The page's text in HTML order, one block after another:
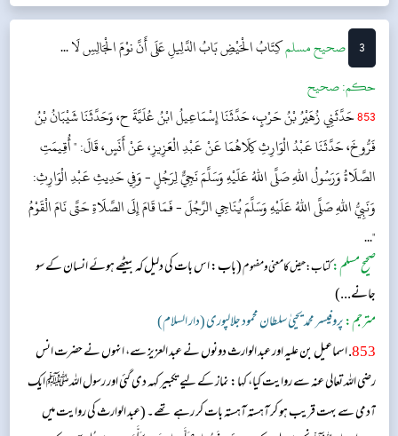
3 ‌صحيح مسلمكِتَابُ الْحَيْضِبَابُ الدَّلِيلِ عَلَى أَنَّ نوْمَ الْجَالِسِ لَا ...
حکم:صحیح
853حَدَّثَنِي زُهَيْرُ بْنُ حَرْبٍ، حَدَّثَنَا إِسْمَاعِيلُ ابْنُ عُلَيَّةَ ح، وَحَدَّثَنَا شَيْبَانُ بْنُ
فَرُّوخَ، حَدَّثَنَا عَبْدُ الْوَارِثِ كِلَاهُمَا عَنْ عَبْدِ الْعَزِيزِ، عَنْ أَنَسٍ، قَالَ: " أُقِيمَتِ
الصَّلَاةُ وَرَسُولُ اللهِ صَلَّى اللهُ عَلَيْهِ وَسَلَّمَ نَجِيٌّ لِرَجُلٍ - وَفِي حَدِيثِ عَبْدِ الْوَارِثِ:
وَنَبِيُّ اللهِ صَلَّى اللهُ عَلَيْهِ وَسَلَّمَ يُنَاجِي الرَّجُلَ - فَمَا قَامَ إِلَى الصَّلَاةِ حَتَّى نَامَ الْقَوْمُ
"...
صحیح مسلم:کتاب: حیض کا معنی و مفہوم(باب: اس بات کی دلیل کہ بیٹھے ہوئے انسان کے سو
جانے...)
مترجم:پروفیسر محمد یحییٰ سلطان محمود جلالپوری (دار السلام)
853. اسماعیل بن علیہ اور عبد الوارث دونوں نے عبد العزیز سے، انہوں نے حضرت انس
رضی اللہ تعالی عنہ سے روایت کیا، کہا: نماز کے لیے تکبیر کہہ دی گئی اور رسول اللہﷺ ایک
آدمی سے بہت قریب ہو کر آہستہ آہستہ بات کر رہے تھے۔ (عبد الوارث کی روایت میں